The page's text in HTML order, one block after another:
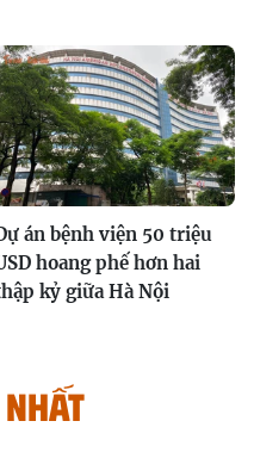
án bệnh viện 50 triệu
hoang phế hơn hai
kỷ giữa Hà Nội